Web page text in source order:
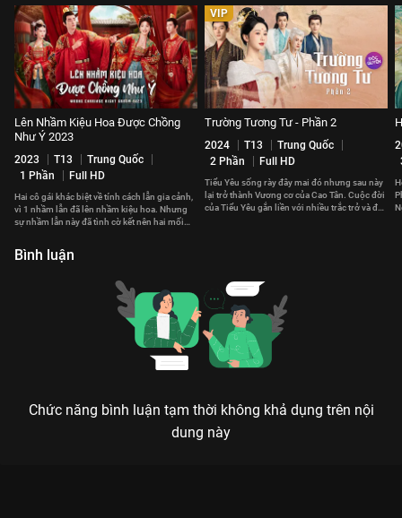
Lên Nhầm Kiệu Hoa Được Chồng
Như Ý 2023
2023 T13
Trung Quốc
1 Phần
Full HD
Hai cô gái khác biệt về tính cách lẫn gia cảnh,
vì 1 nhầm lẫn đã lên nhầm kiệu hoa. Nhưng
sự nhầm lẫn này đã tình cờ kết nên hai mối
VIP
Trường Tương Tư - Phần 2
2024 T13
Trung Quốc
2 Phần
Full HD
Tiểu Yêu sống rày đây mai đó nhưng sau này
lại trở thành Vương cơ của Cao Tân. Cuộc đời
của Tiểu Yêu gắn liền với nhiều trắc trở và đau
Bình luận
Chức năng bình luận tạm thời không khả dụng trên nội
dung này